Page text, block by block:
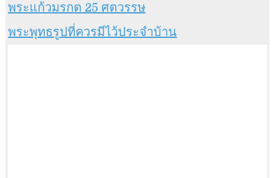
พระแก้วมรกต 25 ศตวรรษ
พระพุทธรูปที่ควรมีไว้ประจำบ้าน